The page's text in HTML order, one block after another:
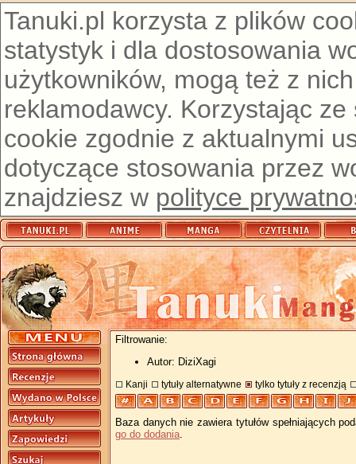
Tanuki.pl korzysta z plików
statystyk i dla dostosowania
użytkowników, mogą też z
reklamodawcy. Korzystając
cookie zgodnie z aktualnymi
dotyczące stosowania przez
znajdziesz w polityce
Filtrowanie:
Autor: DiziXagi
Kanji tytuły alternatywne tylko tytuły z recenzją
Baza danych nie zawiera tytułów spełniających
go do dodania.